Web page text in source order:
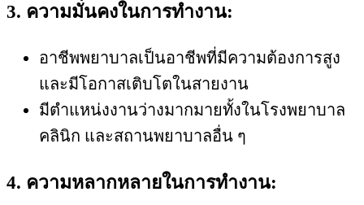
3. ความมั่นคงในการทำงาน:
อาชีพพยาบาลเป็นอาชีพที่มีความต้องการสูง
และมีโอกาสเติบโตในสายงาน
มีตำแหน่งงานว่างมากมายทั้งในโรงพยาบาล
คลินิก และสถานพยาบาลอื่น ๆ
4. ความหลากหลายในการทำงาน: